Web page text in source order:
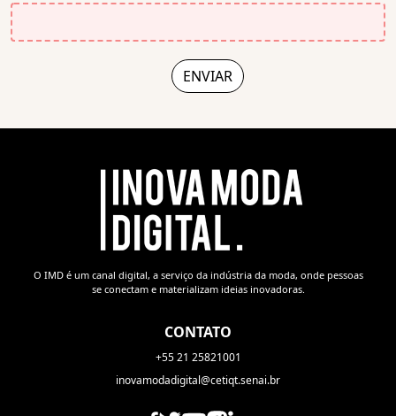
O IMD é um canal digital, a serviço da indústria da moda, onde pessoas
se conectam e materializam ideias inovadoras.
CONTATO
+55 21 25821001
inovamodadigital@cetiqt.senai.br